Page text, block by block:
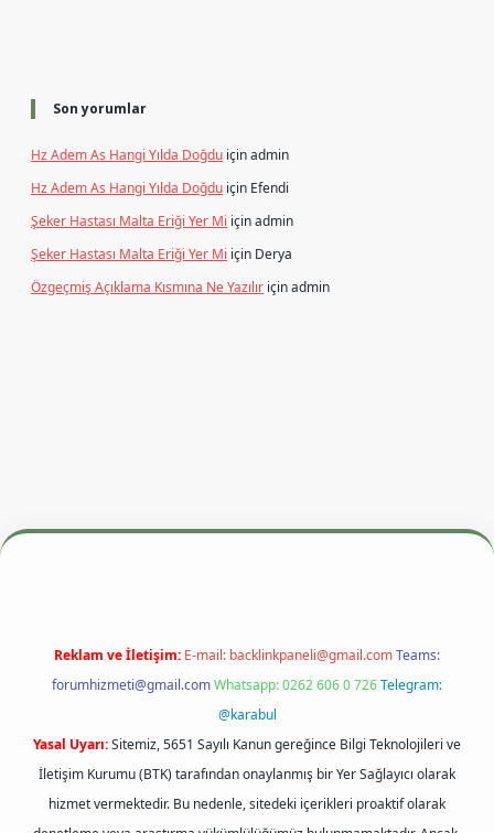
Son yorumlar
Hz Adem As Hangi Yılda Doğdu içinadmin
Hz Adem As Hangi Yılda Doğdu için Efendi
Şeker Hastası Malta Eriği Yer Mi içinadmin
Şeker Hastası Malta Eriği Yer Mi için Derya
Özgeçmiş Açıklama Kısmına Ne Yazılır içinadmin
betexper.xyzm elexbet
Reklam ve İletişim: E-mail: backlinkpaneli@gmail.comTeams:
forumhizmeti@gmail.comWhatsapp: 0262 606 0 726Telegram:
@karabul
Yasal Uyarı:Sitemiz, 5651 Sayılı Kanun gereğince Bilgi Teknolojileri ve
İletişim Kurumu (BTK) tarafından onaylanmış bir Yer Sağlayıcı olarak
hizmet vermektedir. Bu nedenle, sitedeki içerikleri proaktif olarak